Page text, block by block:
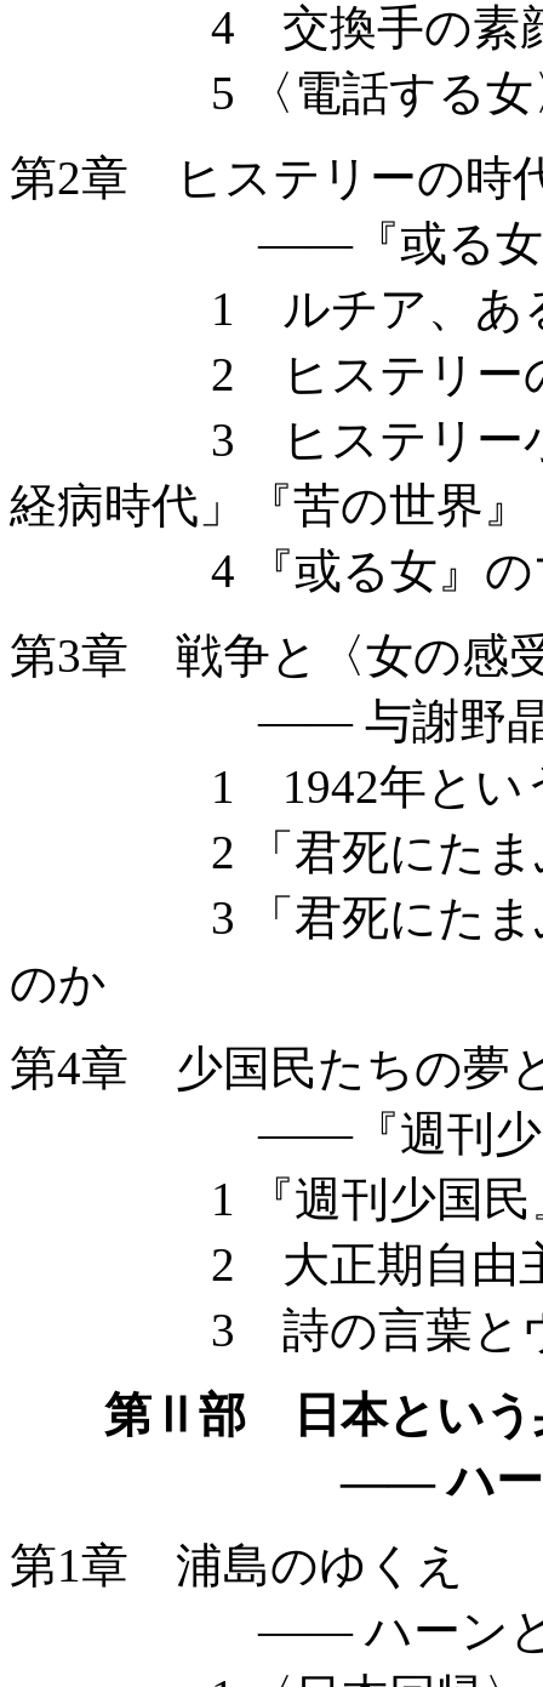
4 交換手の素
5 〈電話する女〉
第2章 ヒステリーの時
——『或る女』の
1 ルチア、ある
2 ヒステリーの時
3 ヒステリー小説
経病時代」『苦の世界』
4 『或る女』のマ
第3章 戦争と〈女の感
—— 与謝野晶
1 1942年とい
2 「君死にたまふ
3 「君死にたまふ
のか
第4章 少国民たちの夢
——『週刊少国民
1 『週刊少国民』
2 大正期自由主義
3 詩の言葉とヴ
第Ⅱ部 日本という
—— ハーンと
第1章 浦島のゆくえ
—— ハーンと〈